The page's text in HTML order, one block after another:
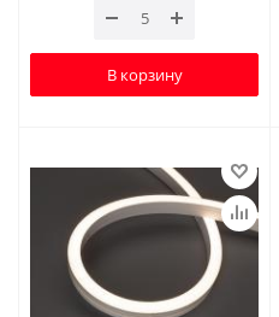
В корзину